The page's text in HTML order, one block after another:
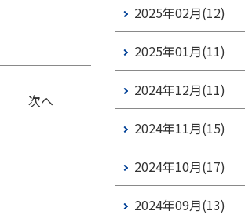
次へ
2025年02月(12)
2025年01月(11)
2024年12月(11)
2024年11月(15)
2024年10月(17)
2024年09月(13)